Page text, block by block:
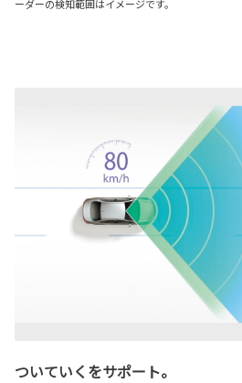
ーダーの検知範囲はイメージです。
ついていくをサポート。